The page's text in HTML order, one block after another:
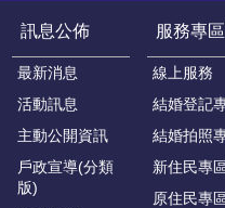
訊息公佈
最新消息
活動訊息
主動公開資訊
戶政宣導(分類
版)
服務專區
線上服務
結婚登記
結婚拍照
新住民專
原住民專